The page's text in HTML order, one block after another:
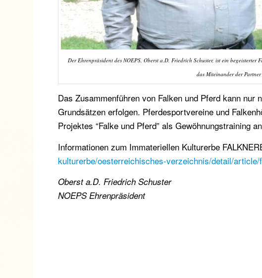
Der Ehrenpräsident des NOEPS, Oberst a.D. Friedrich Schuster, ist ein
das Miteinander der
Das Zusammenführen von Falken und Pferd kann
Grundsätzen erfolgen. Pferdesportvereine und
Projektes “Falke und Pferd” als Gewöhnungstraining
Informationen zum Immateriellen Kulturerbe
kulturerbe/oesterreichisches-verzeichnis/detail/
Oberst a.D. Friedrich Schuster
NOEPS Ehrenpräsident